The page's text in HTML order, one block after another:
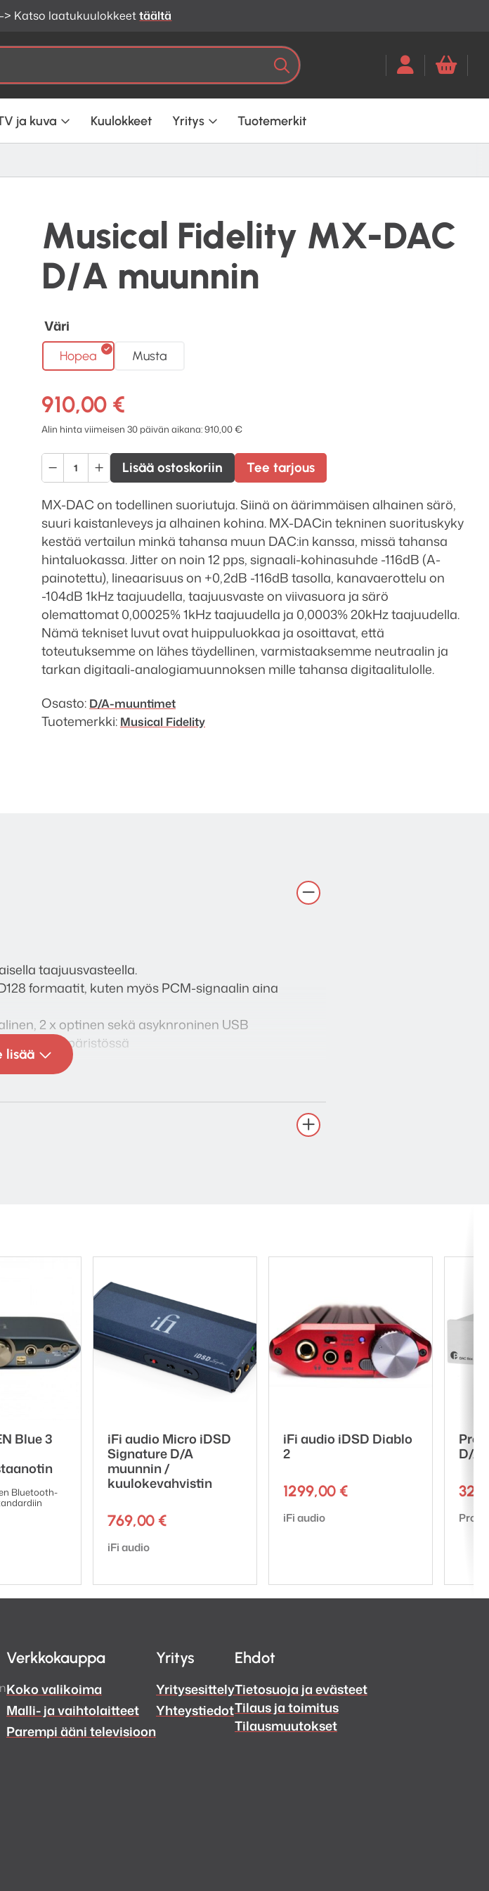
Katso laatukuulokkeettäältä
HakuKun tuloksia tulee, voit selata
ja kuva Kuulokkeet Yritys Tuotemerkit
Musical Fidelity MX-DAC
D/A muunnin
Väri
Hopea Musta
910,00 €
Alin hinta viimeisen 30 päivän aikana:910,00€
Musical
Fidelity
MX-
DAC
D/A
muunnin
määrä
Lisää ostoskoriin Tee tarjous
MX-DAC on todellinen suoriutuja. Siinä on äärimmäisen alhainen särö,
suuri kaistanleveys ja alhainen kohina. MX-DACin tekninen suorituskyky
kestää vertailun minkä tahansa muun DAC:in kanssa, missä tahansa
hintaluokassa. Jitter on noin 12 pps, signaali-kohinasuhde -116dB (A-
painotettu), lineaarisuus on +0,2dB -116dB tasolla, kanavaerottelu on
-104dB 1kHz taajuudella, taajuusvaste on viivasuora ja särö
olemattomat 0,00025% 1kHz taajuudella ja 0,0003% 20kHz taajuudella.
Nämä tekniset luvut ovat huippuluokkaa ja osoittavat, että
toteutuksemme on lähes täydellinen, varmistaaksemme neutraalin ja
tarkan digitaali-analogiamuunnoksen mille tahansa digitaalitulolle.
Osasto: D/A-muuntimet
Tuotemerkki: Musical Fidelity
taajuusvasteella.
formaatit, kuten myös PCM-signaalin aina
2 x optinen sekä asyknroninen USB
DSD-ympäristössä
signaalin 192kHz taajuudelle
kHz: Multi-bit Sigma-Delta tyyppinen
bittinen stereo PCM)
stereo PCM)
ja DSD128
lisää
Blue 3
Bluetooth-
iFi audio Micro iDSD
Signature D/A
muunnin /
kuulokevahvistin
769,00 €
Tuotemerkki:
iFi audio
iFi audio iDSD Diablo
2
1299,00 €
Tuotemerkki:
iFi audio
Pro-
D/A
Pro-
Verkkokauppa
Koko valikoima
Malli- ja vaihtolaitteet
Parempi ääni televisioon
Yritys
Yritysesittely
Yhteystiedot
Ehdot
Tietosuoja ja evästeet
Tilaus ja toimitus
Tilausmuutokset